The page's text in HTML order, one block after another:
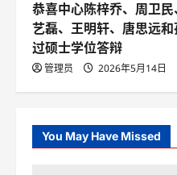
恭喜中心陈梓乔、周卫
艺磊、王明轩、唐思远
过硕士学位答辩
管理员 2026年5月14日
You May Have Missed